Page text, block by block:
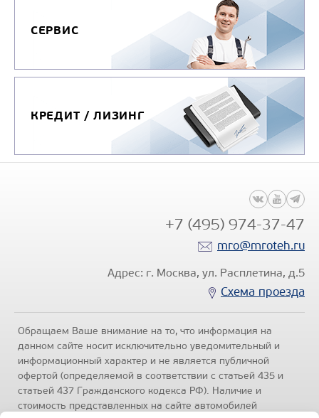
СЕРВИС
КРЕДИТ / ЛИЗИНГ
+7 (495) 974-37-47
mro@mroteh.ru
Адрес: г. Москва, ул. Расплетина, д.5
Схема проезда
Обращаем Ваше внимание на то, что информация на
данном сайте носит исключительно уведомительный и
информационный характер и не является публичной
офертой (определяемой в соответствии с статьей 435 и
статьей 437 Гражданского кодекса РФ). Наличие и
стоимость представленных на сайте автомобилей